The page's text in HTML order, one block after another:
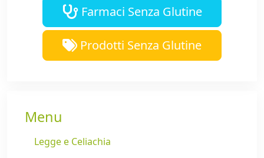
Farmaci Senza Glutine
Prodotti Senza Glutine
Menu
Legge e Celiachia